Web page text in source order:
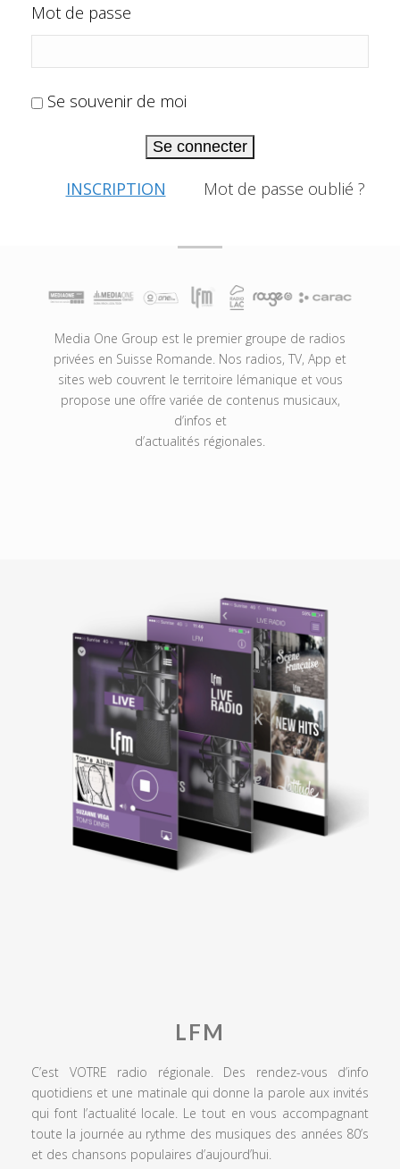
Mot de passe
Se souvenir de moi
Se connecter
INSCRIPTION Mot de passe oublié ?
Media One Group est le premier groupe de radios
privées en Suisse Romande. Nos radios, TV, App et
sites web couvrent le territoire lémanique et vous
propose une offre variée de contenus musicaux,
d’infos et
d’actualités régionales.
LFM
C’est VOTRE radio régionale. Des rendez-vous d’info
quotidiens et une matinale qui donne la parole aux invités
qui font l’actualité locale. Le tout en vous accompagnant
toute la journée au rythme des musiques des années 80’s
et des chansons populaires d’aujourd’hui.